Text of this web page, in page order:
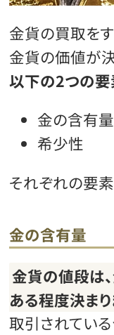
金貨の買取を
金貨の価値が
以下の2つの要
金の含有量
希少性
それぞれの要素
金の含有量
金貨の値段は
ある程度決まり
取引されてい